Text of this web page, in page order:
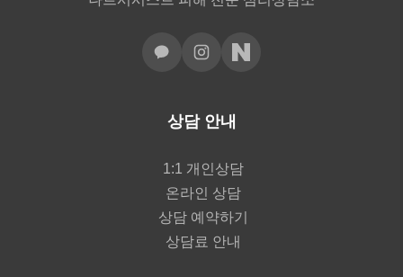
상담 안내
1:1 개인상담
온라인 상담
상담 예약하기
상담료 안내